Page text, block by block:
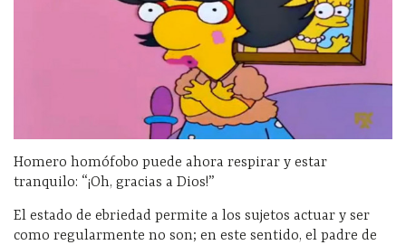
Homero homófobo puede ahora respirar y estar
tranquilo: “¡Oh, gracias a Dios!”
El estado de ebriedad permite a los sujetos actuar y ser
como regularmente no son; en este sentido, el padre de